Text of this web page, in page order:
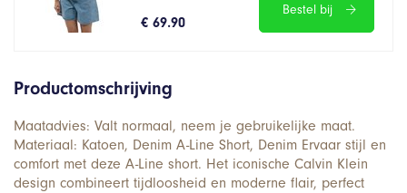
€ 69.90
Bestel bij
Productomschrijving
Maatadvies: Valt normaal, neem je gebruikelijke maat.
Materiaal: Katoen, Denim A-Line Short, Denim Ervaar stijl en
comfort met deze A-Line short. Het iconische Calvin Klein
design combineert tijdloosheid en moderne flair, perfect